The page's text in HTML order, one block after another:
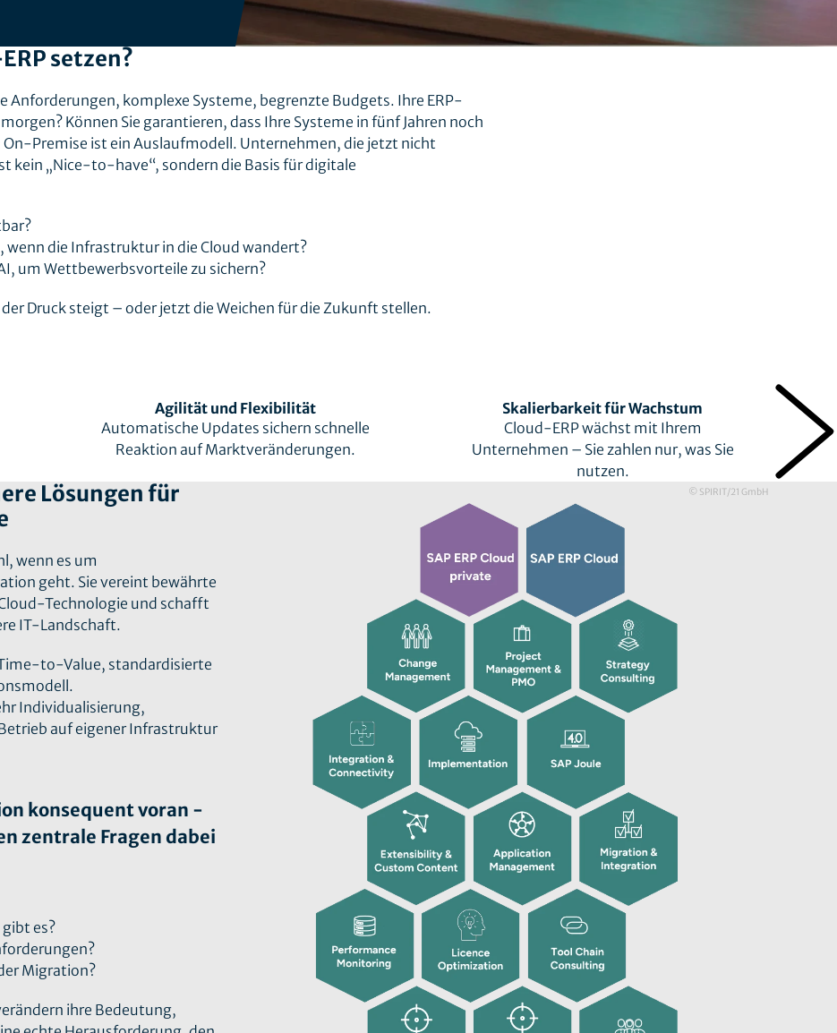
setzen?
Anforderungen, komplexe Systeme, begrenzte Budgets. Ihre ERP-
Können Sie garantieren, dass Ihre Systeme in fünf Jahren noch
On-Premise ist ein Auslaufmodell. Unternehmen, die jetzt nicht
kein „Nice-to-have“, sondern die Basis für digitale
wenn die Infrastruktur in die Cloud wandert?
um Wettbewerbsvorteile zu sichern?
Druck steigt – oder jetzt die Weichen für die Zukunft stellen.
Agilität und Flexibilität
Automatische Updates sichern schnelle
Reaktion auf Marktveränderungen.
Skalierbarkeit für Wachstum
Cloud-ERP wächst mit Ihrem
Unternehmen – Sie zahlen nur, was Sie
nutzen.
Lösungen für
wenn es um
geht. Sie vereint bewährte
Technologie und schafft
IT-Landschaft.
to-Value, standardisierte
Individualisierung,
auf eigener Infrastruktur
konsequent voran -
zentrale Fragen dabei
es?
Migration?
ihre Bedeutung,
© SPIRIT/21 GmbH